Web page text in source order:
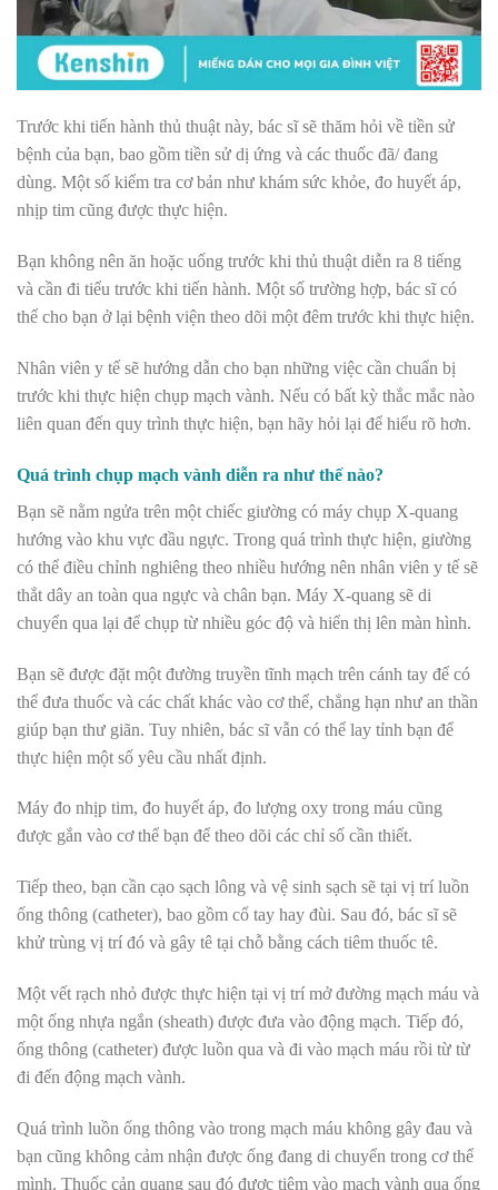
Trước khi tiến hành thủ thuật này, bác sĩ sẽ thăm hỏi về tiền sử
bệnh của bạn, bao gồm tiền sử dị ứng và các thuốc đã/ đang
dùng. Một số kiểm tra cơ bản như khám sức khỏe, đo huyết áp,
nhịp tim cũng được thực hiện.
Bạn không nên ăn hoặc uống trước khi thủ thuật diễn ra 8 tiếng
và cần đi tiểu trước khi tiến hành. Một số trường hợp, bác sĩ có
thể cho bạn ở lại bệnh viện theo dõi một đêm trước khi thực hiện.
Nhân viên y tế sẽ hướng dẫn cho bạn những việc cần chuẩn bị
trước khi thực hiện chụp mạch vành. Nếu có bất kỳ thắc mắc nào
liên quan đến quy trình thực hiện, bạn hãy hỏi lại để hiểu rõ hơn.
Quá trình chụp mạch vành diễn ra như thế nào?
Bạn sẽ nằm ngửa trên một chiếc giường có máy chụp X-quang
hướng vào khu vực đầu ngực. Trong quá trình thực hiện, giường
có thể điều chỉnh nghiêng theo nhiều hướng nên nhân viên y tế sẽ
thắt dây an toàn qua ngực và chân bạn. Máy X-quang sẽ di
chuyển qua lại để chụp từ nhiều góc độ và hiển thị lên màn hình.
Bạn sẽ được đặt một đường truyền tĩnh mạch trên cánh tay để có
thể đưa thuốc và các chất khác vào cơ thể, chẳng hạn như an thần
giúp bạn thư giãn. Tuy nhiên, bác sĩ vẫn có thể lay tỉnh bạn để
thực hiện một số yêu cầu nhất định.
Máy đo nhịp tim, đo huyết áp, đo lượng oxy trong máu cũng
được gắn vào cơ thể bạn để theo dõi các chỉ số cần thiết.
Tiếp theo, bạn cần cạo sạch lông và vệ sinh sạch sẽ tại vị trí luồn
ống thông (catheter), bao gồm cổ tay hay đùi. Sau đó, bác sĩ sẽ
khử trùng vị trí đó và gây tê tại chỗ bằng cách tiêm thuốc tê.
Một vết rạch nhỏ được thực hiện tại vị trí mở đường mạch máu và
một ống nhựa ngắn (sheath) được đưa vào động mạch. Tiếp đó,
ống thông (catheter) được luồn qua và đi vào mạch máu rồi từ từ
đi đến động mạch vành.
Quá trình luồn ống thông vào trong mạch máu không gây đau và
bạn cũng không cảm nhận được ống đang di chuyển trong cơ thể
mình. Thuốc cản quang sau đó được tiêm vào mạch vành qua ống